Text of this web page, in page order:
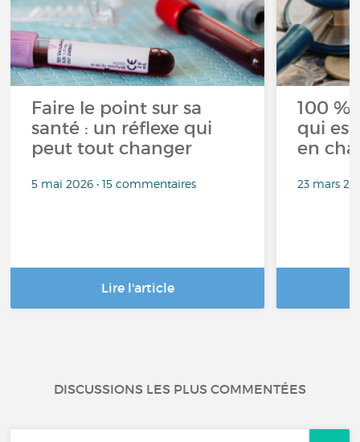
Faire le point sur sa
santé : un réflexe qui
peut tout changer
5 mai 2026 • 15 commentaires
Lire l'article
100 %
qui
en
23 mars
DISCUSSIONS LES PLUS COMMENTÉES